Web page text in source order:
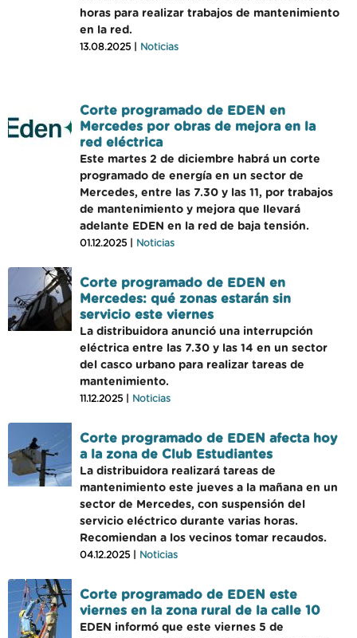
horas para realizar trabajos de mantenimiento
en la red.
13.08.2025 | Noticias
Corte programado de EDEN en
Mercedes por obras de mejora en la
red eléctrica
Este martes 2 de diciembre habrá un corte
programado de energía en un sector de
Mercedes, entre las 7.30 y las 11, por trabajos
de mantenimiento y mejora que llevará
adelante EDEN en la red de baja tensión.
01.12.2025 | Noticias
Corte programado de EDEN en
Mercedes: qué zonas estarán sin
servicio este viernes
La distribuidora anunció una interrupción
eléctrica entre las 7.30 y las 14 en un sector
del casco urbano para realizar tareas de
mantenimiento.
11.12.2025 | Noticias
Corte programado de EDEN afecta hoy
a la zona de Club Estudiantes
La distribuidora realizará tareas de
mantenimiento este jueves a la mañana en un
sector de Mercedes, con suspensión del
servicio eléctrico durante varias horas.
Recomiendan a los vecinos tomar recaudos.
04.12.2025 | Noticias
Corte programado de EDEN este
viernes en la zona rural de la calle 10
EDEN informó que este viernes 5 de